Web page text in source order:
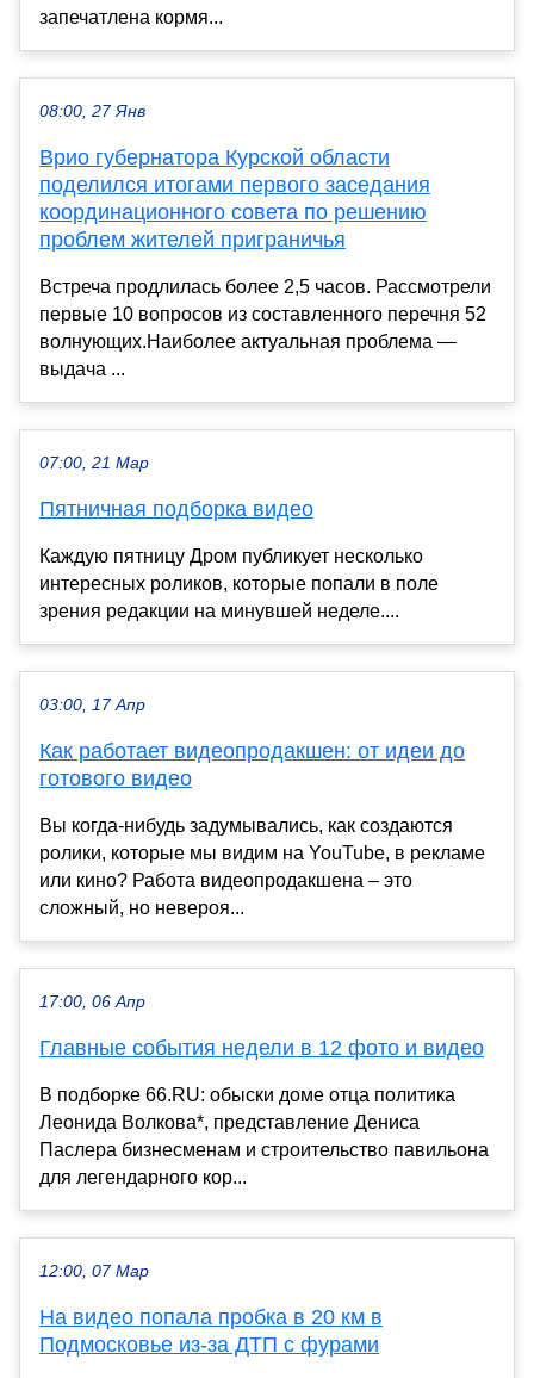
запечатлена кормя...
08:00, 27 Янв
Врио губернатора Курской области
поделился итогами первого заседания
координационного совета по решению
проблем жителей приграничья
Встреча продлилась более 2,5 часов. Рассмотрели
первые 10 вопросов из составленного перечня 52
волнующих.Наиболее актуальная проблема —
выдача ...
07:00, 21 Мар
Пятничная подборка видео
Каждую пятницу Дром публикует несколько
интересных роликов, которые попали в поле
зрения редакции на минувшей неделе....
03:00, 17 Апр
Как работает видеопродакшен: от идеи до
готового видео
Вы когда-нибудь задумывались, как создаются
ролики, которые мы видим на YouTube, в рекламе
или кино? Работа видеопродакшена – это
сложный, но невероя...
17:00, 06 Апр
Главные события недели в 12 фото и видео
В подборке 66.RU: обыски доме отца политика
Леонида Волкова*, представление Дениса
Паслера бизнесменам и строительство павильона
для легендарного кор...
12:00, 07 Мар
На видео попала пробка в 20 км в
Подмосковье из-за ДТП с фурами